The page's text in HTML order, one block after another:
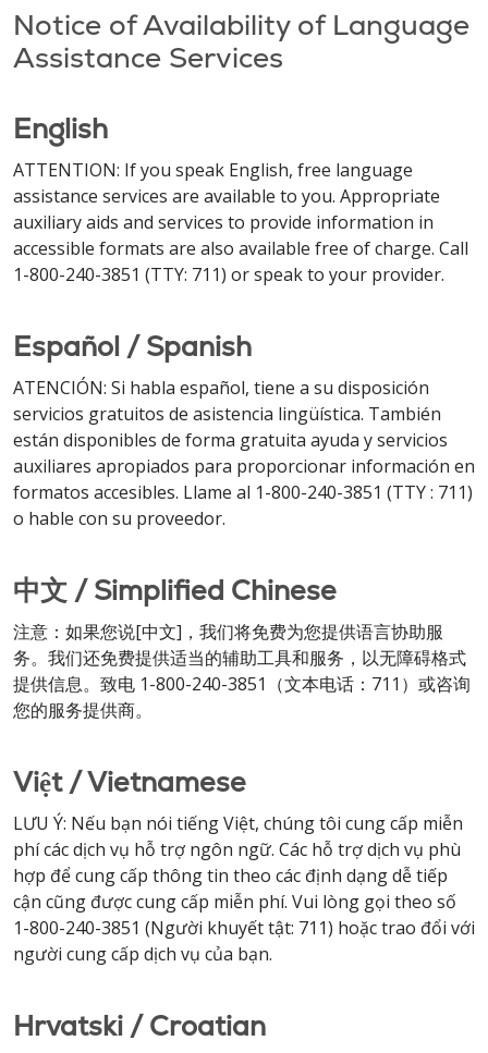
Notice of Availability of Language
Assistance Services
English
ATTENTION: If you speak English, free language
assistance services are available to you. Appropriate
auxiliary aids and services to provide information in
accessible formats are also available free of charge. Call
1-800-240-3851 (TTY: 711) or speak to your provider.
Español / Spanish
ATENCIÓN: Si habla español, tiene a su disposición
servicios gratuitos de asistencia lingüística. También
están disponibles de forma gratuita ayuda y servicios
auxiliares apropiados para proporcionar información en
formatos accesibles. Llame al 1-800-240-3851 (TTY : 711)
o hable con su proveedor.
中文 / Simplified Chinese
注意：如果您说[中文]，我们将免费为您提供语言协助服
务。我们还免费提供适当的辅助工具和服务，以无障碍格式
提供信息。致电 1-800-240-3851（文本电话：711）或咨询
您的服务提供商。
Việt / Vietnamese
LƯU Ý: Nếu bạn nói tiếng Việt, chúng tôi cung cấp miễn
phí các dịch vụ hỗ trợ ngôn ngữ. Các hỗ trợ dịch vụ phù
hợp để cung cấp thông tin theo các định dạng dễ tiếp
cận cũng được cung cấp miễn phí. Vui lòng gọi theo số
1-800-240-3851 (Người khuyết tật: 711) hoặc trao đổi với
người cung cấp dịch vụ của bạn.
Hrvatski / Croatian